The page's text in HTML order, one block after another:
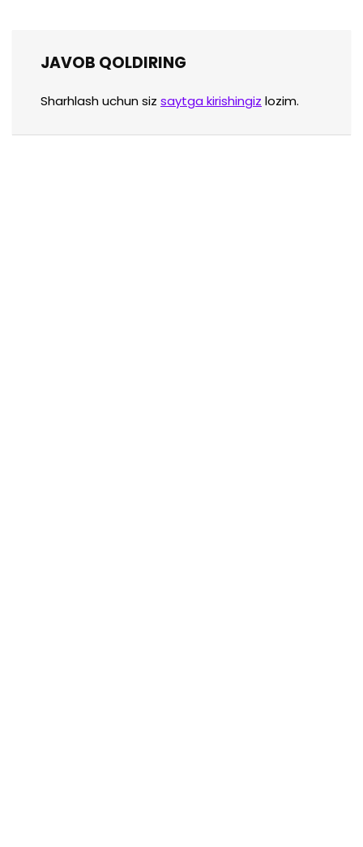
JAVOB QOLDIRING
Sharhlash uchun siz saytga kirishingiz lozim.